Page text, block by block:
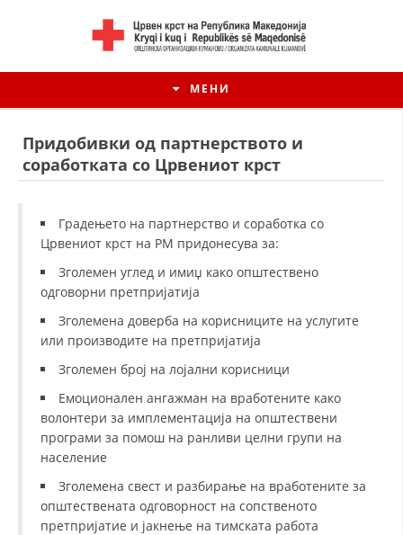
МЕНИ
ИСТОРИЈАТ НА ЦКРМ
ИСТОРИЈАТ НА ДВИЖЕЊЕТО
СТРУКТУРА И ОРГАНИЗАЦИОНА ПОСТАВЕНОСТ – ОПШТИНСКА
ОРГАНИЗАЦИЈА КУМАНОВО
ЗАКОН ЗА ЦКРМ
Придобивки од партнерството и
соработката со Црвениот крст
Градењето на партнерство и соработка со
Црвениот крст на РМ придонесува за:
Зголемен углед и имиџ како општествено
одговорни претпријатија
Зголемена доверба на корисниците на услугите
или производите на претпријатија
Зголемен број на лојални корисници
Емоционален ангажман на вработените како
волонтери за имплементација на општествени
програми за помош на ранливи целни групи на
население
Зголемена свест и разбирање на вработените за
општествената одговорност на сопственото
претпријатие и јакнење на тимската работа